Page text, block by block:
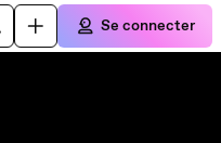
Se connecter